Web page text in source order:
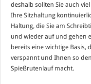
deshalb sollten Sie auch
Ihre Sitzhaltung
Haltung, die Sie am
und wieder auf und gehen
bereits eine wichtige Basis,
verspannt und Ihnen so
Spießrutenlauf macht.